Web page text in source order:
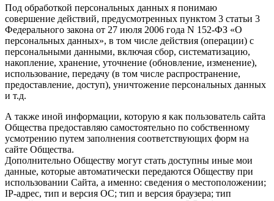
Под обработкой персональных данных я понимаю
совершение действий, предусмотренных пунктом 3 статьи 3
Федерального закона от 27 июля 2006 года N 152-ФЗ «О
персональных данных», в том числе действия (операции) с
персональными данными, включая сбор, систематизацию,
накопление, хранение, уточнение (обновление, изменение),
использование, передачу (в том числе распространение,
предоставление, доступ), уничтожение персональных данных
и т.д.
А также иной информации, которую я как пользователь сайта
Общества предоставляю самостоятельно по собственному
усмотрению путем заполнения соответствующих форм на
сайте Общества.
Дополнительно Обществу могут стать доступны иные мои
данные, которые автоматически передаются Обществу при
использовании Сайта, а именно: сведения о местоположении;
IP-адрес, тип и версия ОС; тип и версия браузера; тип